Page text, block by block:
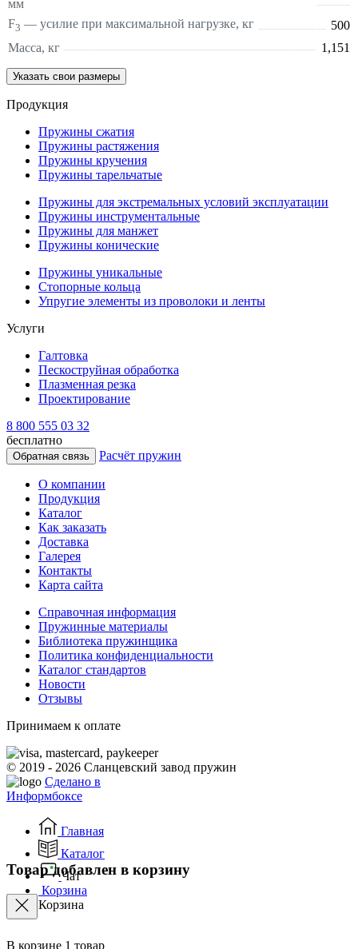
мм
F3 — усилие при максимальной нагрузке, кг
500
Масса, кг
1,151
Указать свои размеры
Продукция
Пружины сжатия
Пружины растяжения
Пружины кручения
Пружины тарельчатые
Пружины для экстремальных условий эксплуатации
Пружины инструментальные
Пружины для манжет
Пружины конические
Пружины уникальные
Стопорные кольца
Упругие элементы из проволоки и ленты
Услуги
Галтовка
Пескоструйная обработка
Плазменная резка
Проектирование
8 800 555 03 32
бесплатно
Обратная связь Расчёт пружин
О компании
Продукция
Каталог
Как заказать
Доставка
Галерея
Контакты
Карта сайта
Справочная информация
Пружинные материалы
Библиотека пружинщика
Политика конфиденциальности
Каталог стандартов
Новости
Отзывы
Принимаем к оплате
© 2019 - 2026 Сланцевский завод пружин
Сделано в
Информбоксе
Главная
Каталог
Чат
Корзина
Корзина
Товар добавлен в корзину
В корзине 1 товар